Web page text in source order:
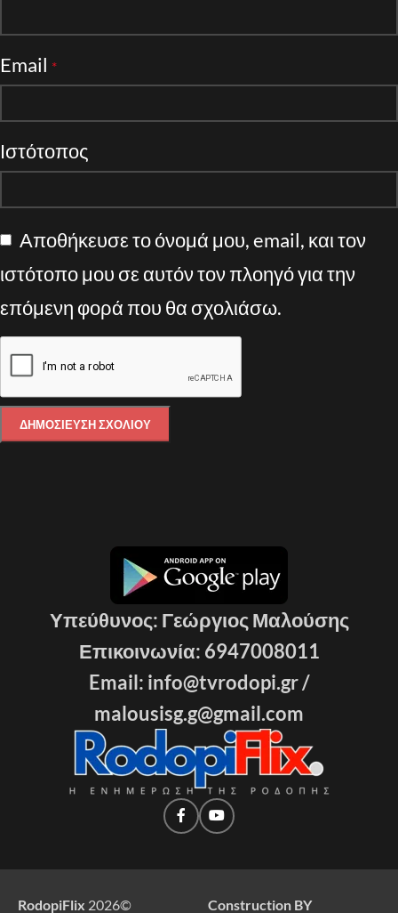
Email *
Ιστότοπος
Αποθήκευσε το όνομά μου, email, και τον
ιστότοπο μου σε αυτόν τον πλοηγό για την
επόμενη φορά που θα σχολιάσω.
Υπεύθυνος: Γεώργιος Μαλούσης
Επικοινωνία: 6947008011
Email: info@tvrodopi.gr /
malousisg.g@gmail.com
RodopiFlix 2026© Construction BY